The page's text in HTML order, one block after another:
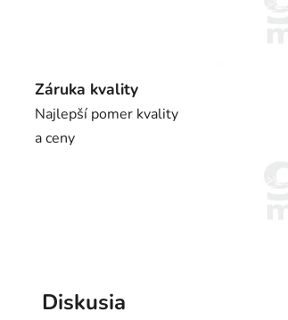
Záruka kvality
Najlepší pomer kvality
a ceny
Diskusia